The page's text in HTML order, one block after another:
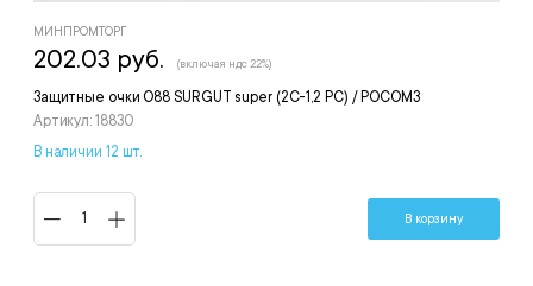
Защитные очки O88 SURGUT super (2С-1,2 PC) / РОСОМЗ
Артикул: 18830
МИНПРОМТОРГ
202.03 руб. (включая ндс 22%)
В наличии 12 шт.
В корзину